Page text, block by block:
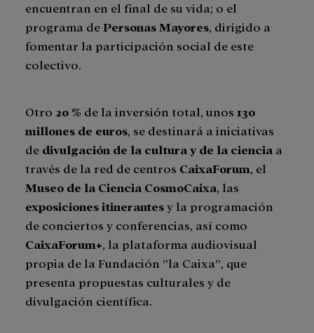
encuentran en el final de su vida; o el
programa dePersonas Mayores, dirigido a
fomentar la participación social de este
colectivo.
Otro 20 % de la inversión total, unos 130
millones de euros, se destinará a iniciativas
de divulgación de la cultura y de la ciencia a
través de la red de centros CaixaForum, el
Museo de la Ciencia CosmoCaixa, las
exposiciones itinerantesy la programación
de conciertos y conferencias, así como
CaixaForum+, la plataforma audiovisual
propia de la Fundación ”la Caixa”, que
presenta propuestas culturales y de
divulgación científica.